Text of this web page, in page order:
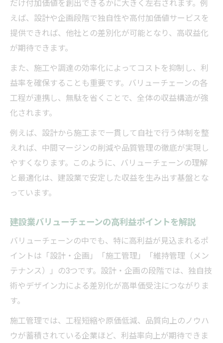
だけ付加価値を創出できるかに大きく左右されます。例
えば、設計や企画段階で独自性や高付加価値サービスを
提供できれば、他社との差別化が可能となり、高収益化
が期待できます。
また、施工や調達の効率化によってコストを抑制し、利
益率を確保することも重要です。バリューチェーンの各
工程が連携し、無駄を省くことで、全体の収益構造が強
化されます。
例えば、設計から施工まで一貫して自社で行う体制を整
えれば、中間マージンの削減や品質管理の徹底が実現し
やすくなります。このように、バリューチェーンの理解
と最適化は、建設業で安定した収益を生み出す基盤とな
っています。
建設業バリューチェーンの高利益ポイントを解説
バリューチェーンの中でも、特に高利益が見込まれるポ
イントは「設計・企画」「施工管理」「維持管理（メン
テナンス）」の3つです。設計・企画の段階では、独自技
術やデザイン力による差別化が高単価受注につながりま
す。
施工管理では、工程短縮や原価低減、品質向上のノウハ
ウが蓄積されている企業ほど、利益率向上が期待できま